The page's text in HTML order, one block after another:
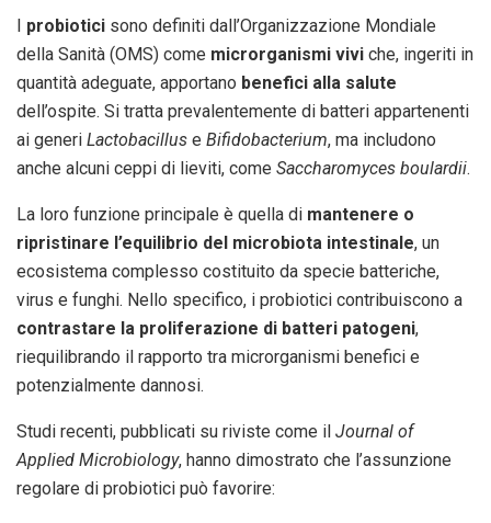
I probiotici sono definiti dall’Organizzazione Mondiale
della Sanità (OMS) come microrganismi vivi che, ingeriti in
quantità adeguate, apportano benefici alla salute
dell’ospite. Si tratta prevalentemente di batteri appartenenti
ai generi Lactobacillus e Bifidobacterium, ma includono
anche alcuni ceppi di lieviti, come Saccharomyces boulardii.
La loro funzione principale è quella di mantenere o
ripristinare l’equilibrio del microbiota intestinale, un
ecosistema complesso costituito da specie batteriche,
virus e funghi. Nello specifico, i probiotici contribuiscono a
contrastare la proliferazione di batteri patogeni,
riequilibrando il rapporto tra microrganismi benefici e
potenzialmente dannosi.
Studi recenti, pubblicati su riviste come il Journal of
Applied Microbiology, hanno dimostrato che l’assunzione
regolare di probiotici può favorire: